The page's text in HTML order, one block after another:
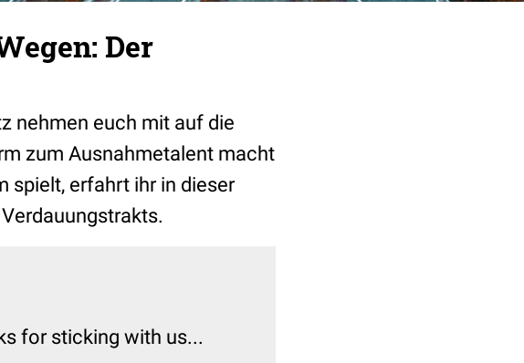
Der
nehmen euch mit auf die
zum Ausnahmetalent macht
spielt, erfahrt ihr in dieser
for sticking with us...